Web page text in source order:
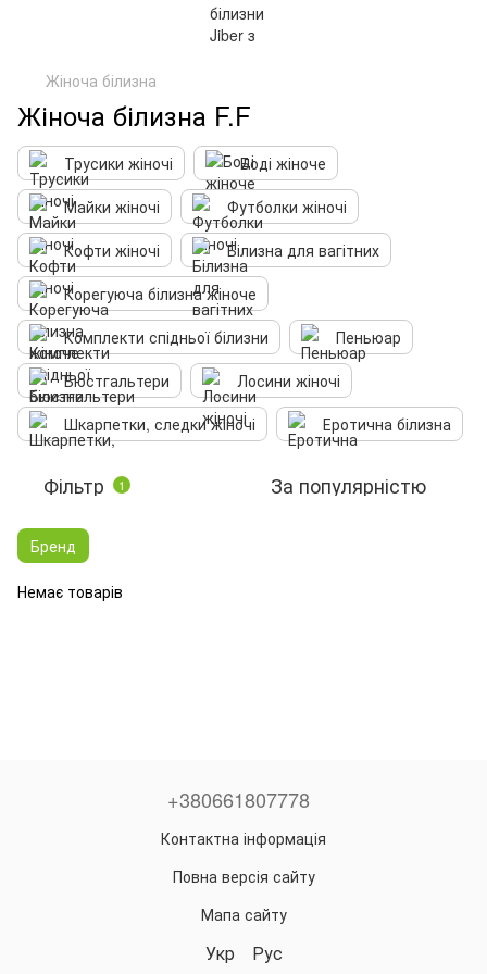
Жіноча білизна
Жіноча білизна F.F
Трусики жіночі
Боді жіноче
Майки жіночі
Футболки жіночі
Кофти жіночі
Білизна для вагітних
Корегуюча білизна жіноче
Комплекти спідньої білизни
Пеньюар
Бюстгальтери
Лосини жіночі
Шкарпетки, следки жіночі
Еротична білизна
Фільтр 1 За популярністю
Бренд
Немає товарів
+380661807778
Контактна інформація
Повна версія сайту
Мапа сайту
Укр Рус